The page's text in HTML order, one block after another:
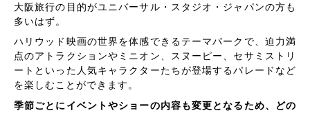
大阪旅行の目的がユニバーサル・スタジオ・ジャパンの方も
多いはず。
ハリウッド映画の世界を体感できるテーマパークで、迫力満
点のアトラクションやミニオン、スヌーピー、セサミストリ
ートといった人気キャラクターたちが登場するパレードなど
を楽しむことができます。
季節ごとにイベントやショーの内容も変更となるため、どの